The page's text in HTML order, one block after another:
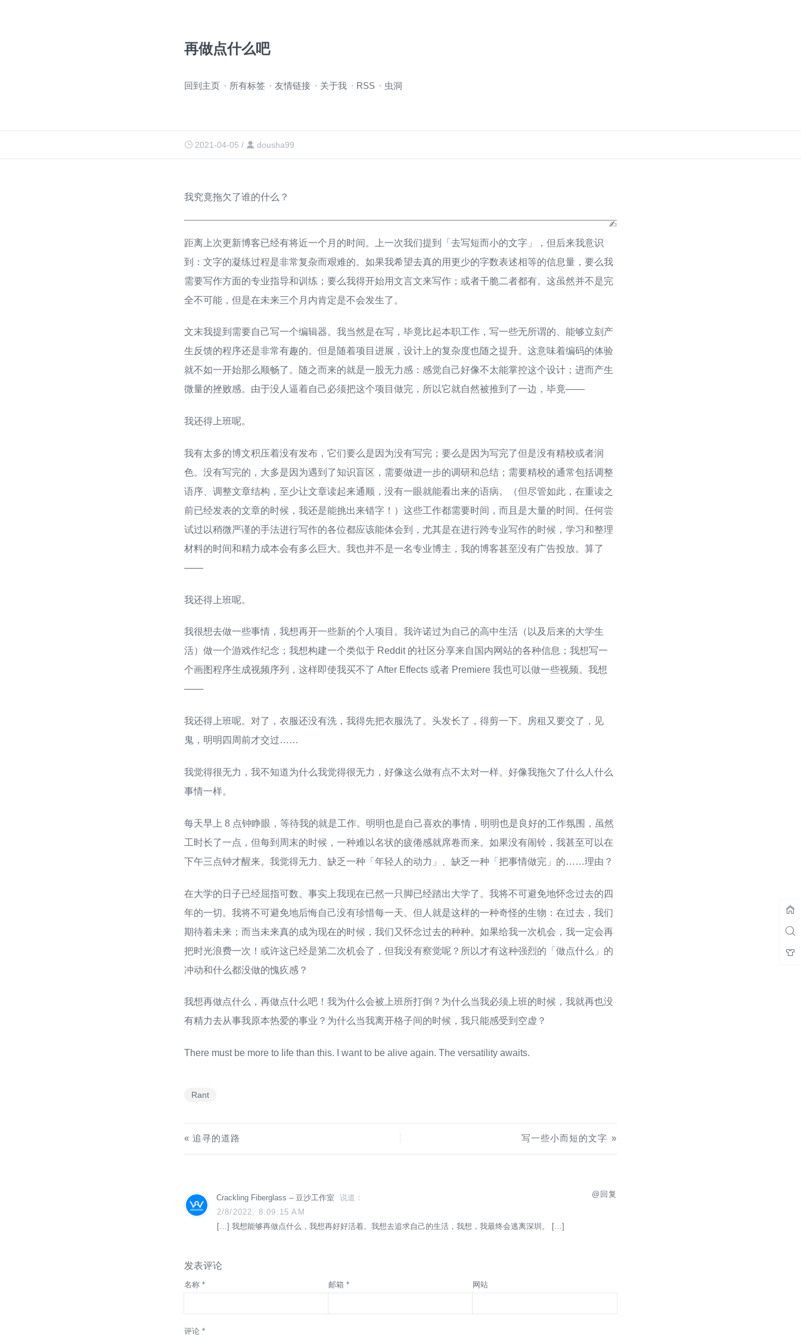
再做点什么吧
过
回到主页 所有标签 友情链接 关于我 RSS 虫洞
2021-04-05 / dousha99
我究竟拖欠了谁的什么？
距离上次更新博客已经有将近一个月的时间。上一次我们提到「去写短而小的文字」，但后来我意识
到：文字的凝练过程是非常复杂而艰难的。如果我希望去真的用更少的字数表述相等的信息量，要么我
需要写作方面的专业指导和训练；要么我得开始用文言文来写作；或者干脆二者都有。这虽然并不是完
全不可能，但是在未来三个月内肯定是不会发生了。
文末我提到需要自己写一个编辑器。我当然是在写，毕竟比起本职工作，写一些无所谓的、能够立刻产
生反馈的程序还是非常有趣的。但是随着项目进展，设计上的复杂度也随之提升。这意味着编码的体验
就不如一开始那么顺畅了。随之而来的就是一股无力感：感觉自己好像不太能掌控这个设计；进而产生
微量的挫败感。由于没人逼着自己必须把这个项目做完，所以它就自然被推到了一边，毕竟——
我还得上班呢。
我有太多的博文积压着没有发布，它们要么是因为没有写完；要么是因为写完了但是没有精校或者润
色。没有写完的，大多是因为遇到了知识盲区，需要做进一步的调研和总结；需要精校的通常包括调整
语序、调整文章结构，至少让文章读起来通顺，没有一眼就能看出来的语病。（但尽管如此，在重读之
前已经发表的文章的时候，我还是能挑出来错字！）这些工作都需要时间，而且是大量的时间。任何尝
试过以稍微严谨的手法进行写作的各位都应该能体会到，尤其是在进行跨专业写作的时候，学习和整理
材料的时间和精力成本会有多么巨大。我也并不是一名专业博主，我的博客甚至没有广告投放。算了
——
我还得上班呢。
我很想去做一些事情，我想再开一些新的个人项目。我许诺过为自己的高中生活（以及后来的大学生
活）做一个游戏作纪念；我想构建一个类似于 Reddit 的社区分享来自国内网站的各种信息；我想写一
个画图程序生成视频序列，这样即使我买不了 After Effects 或者 Premiere 我也可以做一些视频。我想
——
我还得上班呢。对了，衣服还没有洗，我得先把衣服洗了。头发长了，得剪一下。房租又要交了，见
鬼，明明四周前才交过……
我觉得很无力，我不知道为什么我觉得很无力，好像这么做有点不太对一样。好像我拖欠了什么人什么
事情一样。
每天早上 8 点钟睁眼，等待我的就是工作。明明也是自己喜欢的事情，明明也是良好的工作氛围，虽然
工时长了一点，但每到周末的时候，一种难以名状的疲倦感就席卷而来。如果没有闹铃，我甚至可以在
下午三点钟才醒来。我觉得无力、缺乏一种「年轻人的动力」、缺乏一种「把事情做完」的……理由？
在大学的日子已经屈指可数。事实上我现在已然一只脚已经踏出大学了。我将不可避免地怀念过去的四
年的一切。我将不可避免地后悔自己没有珍惜每一天。但人就是这样的一种奇怪的生物：在过去，我们
期待着未来；而当未来真的成为现在的时候，我们又怀念过去的种种。如果给我一次机会，我一定会再
把时光浪费一次！或许这已经是第二次机会了，但我没有察觉呢？所以才有这种强烈的「做点什么」的
冲动和什么都没做的愧疚感？
我想再做点什么，再做点什么吧！我为什么会被上班所打倒？为什么当我必须上班的时候，我就再也没
有精力去从事我原本热爱的事业？为什么当我离开格子间的时候，我只能感受到空虚？
There must be more to life than this. I want to be alive again. The versatility awaits.
Rant
追寻的道路 写一些小而短的文字
Crackling Fiberglass – 豆沙工作室
说道：
2/8/2022, 8:09:15 AM
[…] 我想能够再做点什么，我想再好好活着。我想去追求自己的生活，我想，我最终会逃离深圳。 […]
回复
发表评论
名称 * 邮箱 * 网站
评论 *